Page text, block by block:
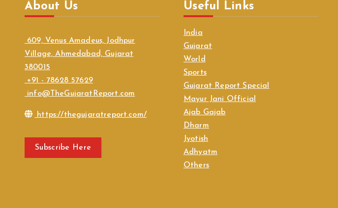
About Us
609, Venus Amadeus, Jodhpur
Village, Ahmedabad, Gujarat
380015
+91 - 78628 57629
info@TheGujaratReport.com
https://thegujaratreport.com/
Subscribe Here
Useful Links
India
Gujarat
World
Sports
Gujarat Report Special
Mayur Jani Official
Ajab Gajab
Dharm
Jyotish
Adhyatm
Others